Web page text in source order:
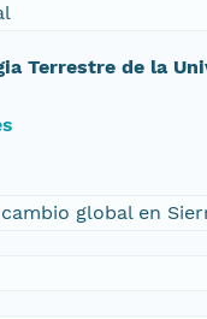
Terrestre de la
global en